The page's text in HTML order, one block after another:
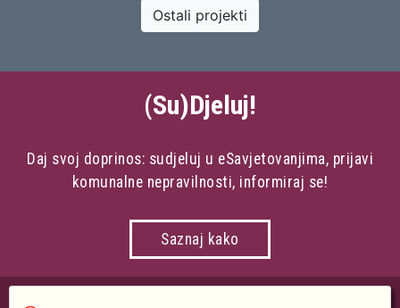
Ostali projekti
(Su)Djeluj!
Daj svoj doprinos: sudjeluj u eSavjetovanjima, prijavi
komunalne nepravilnosti, informiraj se!
Saznaj kako